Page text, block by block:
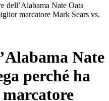
dell’Alabama Nate Oats
marcatore Mark Sears vs.
Nate
perché ha